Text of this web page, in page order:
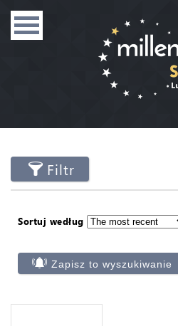
Filtr
Sortuj według
Zapisz to wyszukiwanie